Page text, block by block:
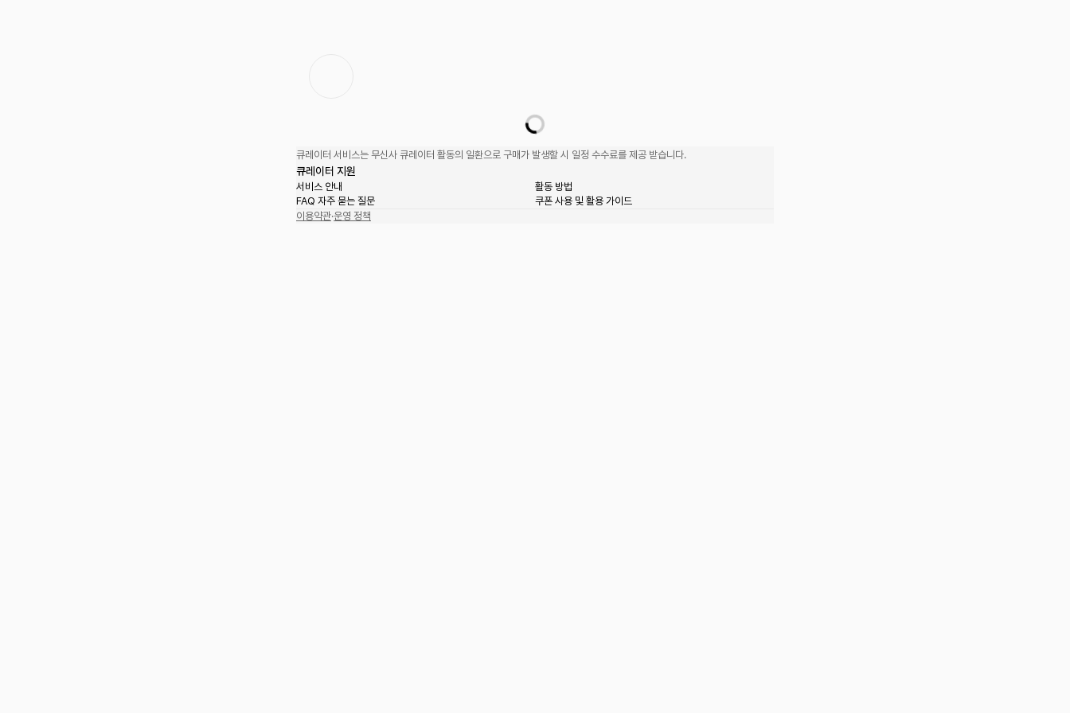
큐레이터 서비스는 무신사 큐레이터 활동의 일환으로 구매가 발생할 시 일정 수수료를 제공 받습니다.
큐레이터 지원
서비스 안내
활동 방법
FAQ 자주 묻는 질문
쿠폰 사용 및 활용 가이드
이용약관·운영 정책